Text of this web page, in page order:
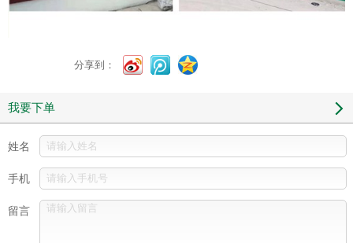
分享到：
我要下单
姓名
手机
留言